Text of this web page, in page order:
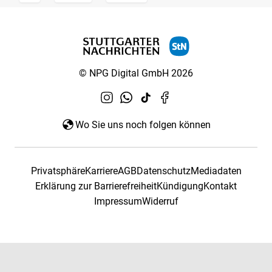
© NPG Digital GmbH 2026
Wo Sie uns noch folgen können
PrivatsphäreKarriereAGBDatenschutzMediadaten
Erklärung zur BarrierefreiheitKündigungKontakt
ImpressumWiderruf